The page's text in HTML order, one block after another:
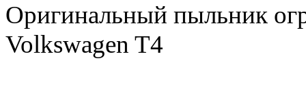
Оригинальный пыльник
Volkswagen T4